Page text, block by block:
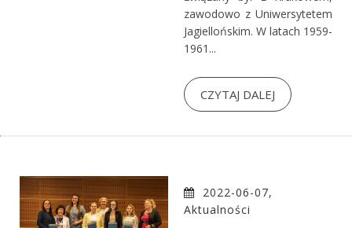
zawodowo z Uniwersytetem
Jagiellońskim. W latach 1959-
1961...
CZYTAJ DALEJ
2022-06-07,
Aktualności